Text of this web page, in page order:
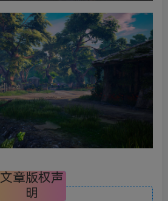
文章版权声
明